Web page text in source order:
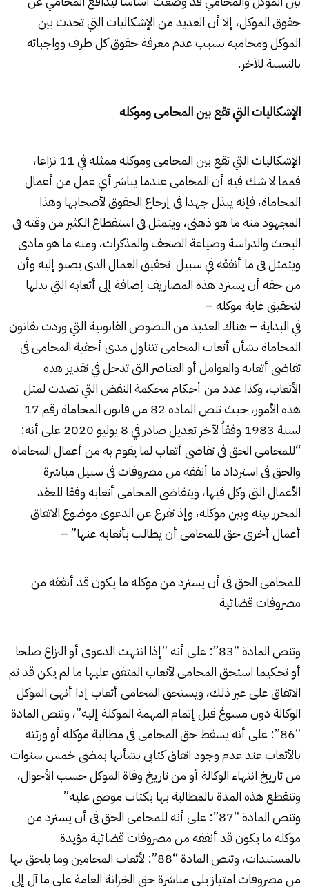
حقوق الموكل، إلا أن العديد من الإشكاليات التي تحدث بين
الموكل ومحاميه بسبب عدم معرفة حقوق كل طرف وواجباته
بالنسبة للآخر.
الإشكاليات التي تقع بين المحامى وموكله
الإشكاليات التي تقع بين المحامى وموكله ممثله في 11 نزاعا،
فمما لا شك فيه أن المحامى عندما يباشر أي عمل من أعمال
المحاماة، فإنه يبذل جهدا فى إرجاع الحقوق لأصحابها وهذا
المجهود منه ما هو ذهنى، ويتمثل فى استقطاع الكثير من وقته فى
البحث والدراسة وصياغة الصحف والمذكرات، ومنه ما هو مادى
ويتمثل فى ما أنفقه في سبيل تحقيق العمال الذى يصبو إليه وأن
من حقه أن يسترد هذه المصاريف إضافة إلى أتعابه التي بذلها
لتحقيق غاية موكله –
في البداية – هناك العديد من النصوص القانونية التي وردت بقانون
المحاماة بشأن أتعاب المحامى تتناول مدى أحقية المحامى فى
تقاضى أتعابه والعوامل أو العناصر التى تدخل في تقدير هذه
الأتعاب، وكذا عدد من أحكام محكمة النقض التي تصدت لمثل
هذه الأمور، حيث تنص المادة 82 من قانون المحاماة رقم 17
لسنة 1983 وفقاً لآخر تعديل صادر في 8 يوليو 2020 على أنه:
“للمحامى الحق فى تقاضى أتعاب لما يقوم به من أعمال المحاماه
والحق فى استرداد ما أنفقه من مصروفات فى سبيل مباشرة
الأعمال التى وكل فيها، ويتقاضى المحامى أتعابه وفقا للعقد
المحرر بينه وبين موكله، وإذ تفرع عن الدعوى موضوع الاتفاق
أعمال أخرى حق للمحامى أن يطالب بأتعابه عنها” –
للمحامى الحق فى أن يسترد من موكله ما يكون قد أنفقه من
مصروفات قضائية
وتنص المادة “83”: على أنه “إذا انتهت الدعوى أو النزاع صلحا
أو تحكيما استحق المحامى لأتعاب المتفق عليها ما لم يكن قد تم
الاتفاق على غير ذلك، ويستحق المحامى أتعاب إذا أنهى الموكل
الوكالة دون مسوغ قبل إتمام المهمة الموكلة إليه”، وتنص المادة
“86”: على أنه يسقط حق المحامى فى مطالبة موكله أو ورثته
بالأتعاب عند عدم وجود اتفاق كتابى بشأنها بمضى خمس سنوات
من تاريخ انتهاء الوكالة أو من تاريخ وفاة الموكل حسب الأحوال،
وتنقطع هذه المدة بالمطالبة بها بكتاب موصى عليه”
وتنص المادة “87”: على أنه للمحامى الحق فى أن يسترد من
موكله ما يكون قد أنفقه من مصروفات قضائية مؤيدة
بالمستندات، وتنص المادة “88”: لأتعاب المحامين وما يلحق بها
من مصروفات امتياز يلى مباشرة حق الخزانة العامة على ما آل إلى